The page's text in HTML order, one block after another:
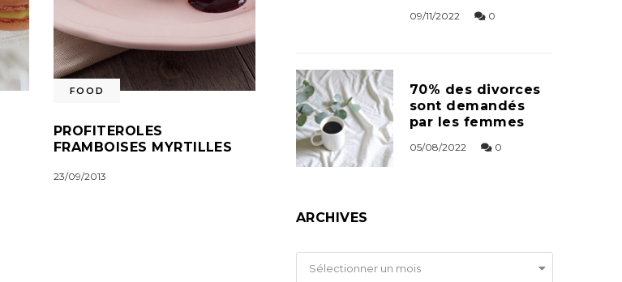
FOOD
PROFITEROLES
FRAMBOISES MYRTILLES
23/09/2013
09/11/2022 0
70% des divorces
sont demandés
par les femmes
05/08/2022 0
ARCHIVES
Archives
Sélectionner un mois